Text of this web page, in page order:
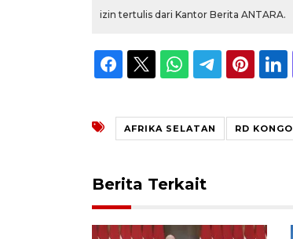
izin tertulis dari Kantor Berita ANTARA.
AFRIKA SELATAN RD KONGO
Berita Terkait